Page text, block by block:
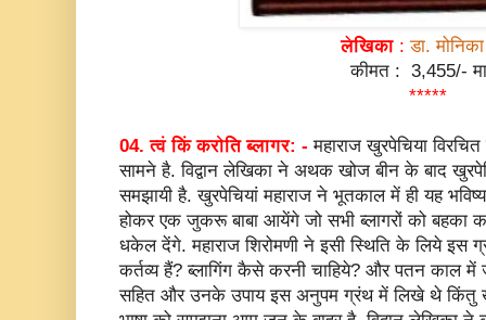
लेखिका :डा. मोनिका
कीमत : 3,455/-
*****
04. त्वं किं करोति ब्लागर: -महाराज खुरपेचिया
सामने है. विद्वान लेखिका ने अथक खोज बीन के बाद
समझायी है. खुरपेचियां महाराज ने भूतकाल में ही यह
होकर एक जुकरू बाबा आयेंगे जो सभी ब्लागरों को बहका
धकेल देंगे. महाराज शिरोमणी ने इसी स्थिति के लिये इस
कर्तव्य हैं? ब्लागिंग कैसे करनी चाहिये? और पतन काल में
सहित और उनके उपाय इस अनुपम ग्रंथ में लिखे थे किंतु